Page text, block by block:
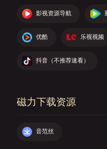
影视资源导航
优酷 乐视视频
抖音（不推荐速看）
磁力下载资源
音范丝